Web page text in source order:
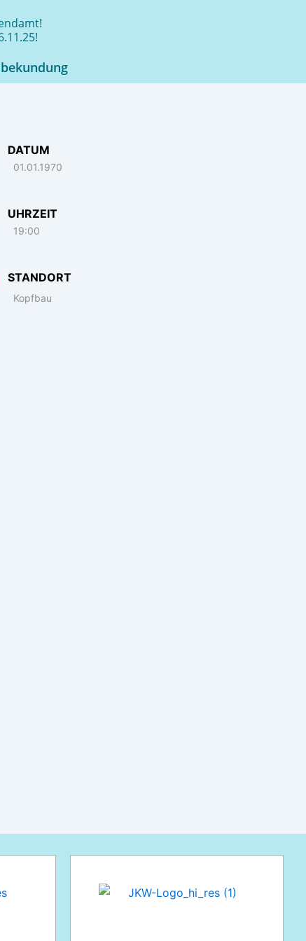
DATUM
01.01.1970
UHRZEIT
19:00
STANDORT
Kopfbau